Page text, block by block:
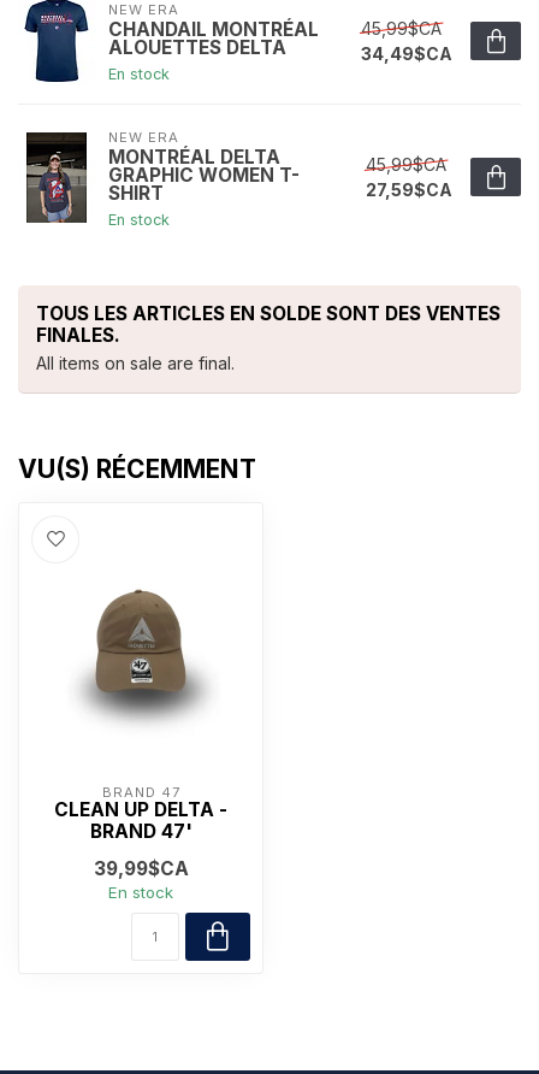
NEW ERA
CHANDAIL MONTRÉAL
ALOUETTES DELTA
En stock
45,99$CA
34,49$CA
NEW ERA
MONTRÉAL DELTA
GRAPHIC WOMEN T-
SHIRT
En stock
45,99$CA
27,59$CA
TOUS LES ARTICLES EN SOLDE SONT DES VENTES
FINALES.
All items on sale are final.
VU(S) RÉCEMMENT
BRAND 47
CLEAN UP DELTA -
BRAND 47'
39,99$CA
En stock